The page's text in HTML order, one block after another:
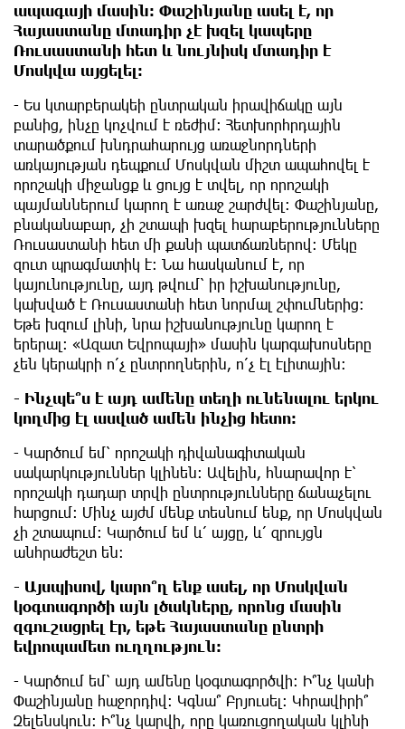
ապագայի մասին։ Փաշինյանը ասել է, որ
Հայաստանը մտադիր չէ խզել կապերը
Ռուսաստանի հետ և նույնիսկ մտադիր է
Մոսկվա այցելել։
- Ես կտարբերակեի ընտրական իրավիճակը այն
բանից, ինչը կոչվում է ռեժիմ։ Հետխորհրդային
տարածքում խնդրահարույց առաջնորդների
առկայության դեպքում Մոսկվան միշտ ապահովել է
որոշակի միջանցք և ցույց է տվել, որ որոշակի
պայմաններում կարող է առաջ շարժվել։ Փաշինյանը,
բնականաբար, չի շտապի խզել հարաբերությունները
Ռուսաստանի հետ մի քանի պատճառներով։ Մեկը
զուտ պրագմատիկ է։ Նա հասկանում է, որ
կայունությունը, այդ թվում՝ իր իշխանությունը,
կախված է Ռուսաստանի հետ նորմալ շփումներից։
Եթե խզում լինի, նրա իշխանությունը կարող է
երերալ։ «Ազատ Եվրոպայի» մասին կարգախոսները
չեն կերակրի ո՛չ ընտրողներին, ո՛չ էլ էլիտային։
- Ինչպե՞ս է այդ ամենը տեղի ունենալու երկու
կողմից էլ ասված ամեն ինչից հետո։
- Կարծում եմ՝ որոշակի դիվանագիտական
սակարկություններ կլինեն։ Ավելին, հնարավոր է՝
որոշակի դադար տրվի ընտրությունները ճանաչելու
հարցում։ Մինչ այժմ մենք տեսնում ենք, որ Մոսկվան
չի շտապում: Կարծում եմ և՛ այցը, և՛ զրույցն
անհրաժեշտ են։
- Այսպիսով, կարո՞ղ ենք ասել, որ Մոսկվան
կօգտագործի այն լծակները, որոնց մասին
զգուշացրել էր, եթե Հայաստանը ընտրի
եվրոպամետ ուղղություն։
- Կարծում եմ՝ այդ ամենը կօգտագործվի։ Ի՞նչ կանի
Փաշինյանը հաջորդիվ։ Կգնա՞ Բրյուսել։ Կհրավիրի՞
Զելենսկուն։ Ի՞նչ կարվի, որը կառուցողական կլինի